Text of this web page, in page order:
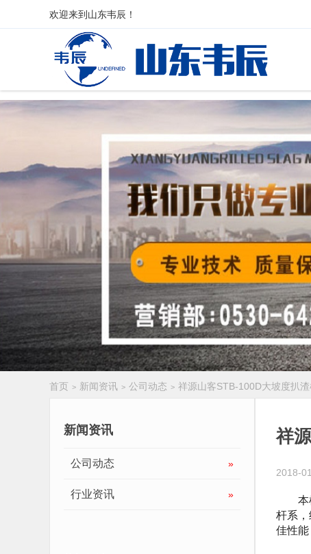
欢迎来到 山东韦辰 ！
首页 > 新闻资讯 > 公司动态 > 祥源山客STB-100D大坡度扒
祥
2018-
本机
杆系
佳性能
新闻资讯
公司动态 »
行业资讯 »